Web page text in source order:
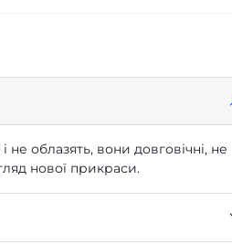
не облазять, вони довговічні, не
нової прикраси.